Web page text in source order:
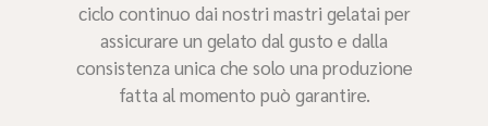
ciclo continuo dai nostri mastri gelatai per
assicurare un gelato dal gusto e dalla
consistenza unica che solo una produzione
fatta al momento può garantire.